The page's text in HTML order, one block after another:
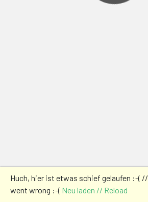
Huch, hier ist etwas schief gelaufen :-(
went wrong :-( Neu laden // Reload